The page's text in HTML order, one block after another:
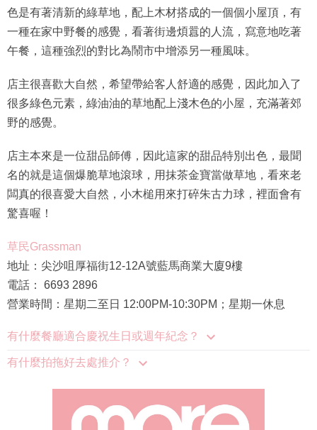
色是有著清新的綠草地，配上木材搭成的一個個小屋頂，有
一種在家中野餐的感覺，看著街邊煩囂的人流，寫意地吃著
午餐，這種強烈的對比為鬧市中增添另一種風味。
店主很喜歡大自然，希望帶給客人舒適的感覺，因此加入了
很多綠色元素，綠油油的草地配上淺木色的小屋，充滿著郊
野的感覺。
店主本來是一位甜品師傅，因此這家的甜品特別出色，最聞
名的就是這個爆脆草地滾球，用抹茶金寶當做草地，看來老
闆真的很喜愛大自然，小木槌用來打碎朱古力球，裡面會有
驚喜喔！
草民Grassman
地址：尖沙咀厚福街12-12A號藍馬商業大廈9樓
電話： 6693 2896
營業時間：星期二至日 12:00PM-10:30PM；星期一休息
有什麼餐廳適合慶祝生日或週年紀念？
有什麼拍拖好去處推介？